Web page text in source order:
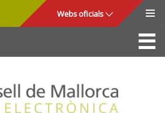
Webs oficials
La Seu
Consell de Mallorca